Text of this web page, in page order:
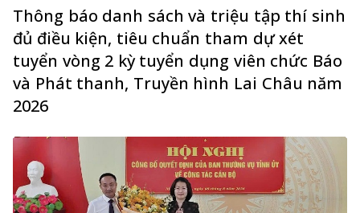
Thông báo danh sách và triệu tập thí sinh
đủ điều kiện, tiêu chuẩn tham dự xét
tuyển vòng 2 kỳ tuyển dụng viên chức Báo
và Phát thanh, Truyền hình Lai Châu năm
2026